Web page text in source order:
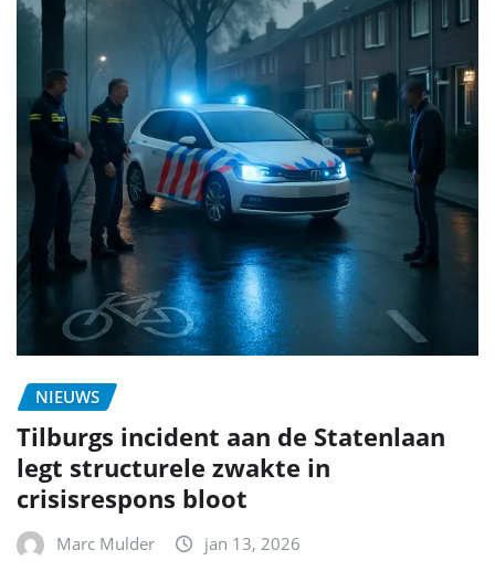
NIEUWS
Tilburgs incident aan de Statenlaan
legt structurele zwakte in
crisisrespons bloot
Marc Mulder jan 13, 2026